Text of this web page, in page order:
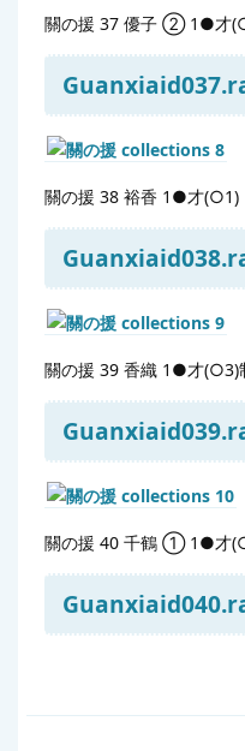
關の援 37 優子 ② 1●才
關の援 38 裕香 1●才(○1)
關の援 39 香織 1●才(○3)
關の援 40 千鶴 ① 1●才